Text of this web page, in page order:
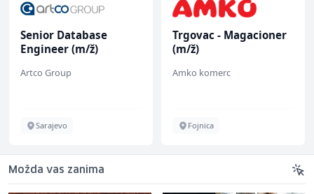
Senior Database
Engineer (m/ž)
Artco Group
Sarajevo
Trgovac - Magacioner
(m/ž)
Amko komerc
Fojnica
Možda vas zanima